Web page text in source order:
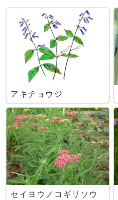
アキチョウジ
セイヨウノコギリソウ